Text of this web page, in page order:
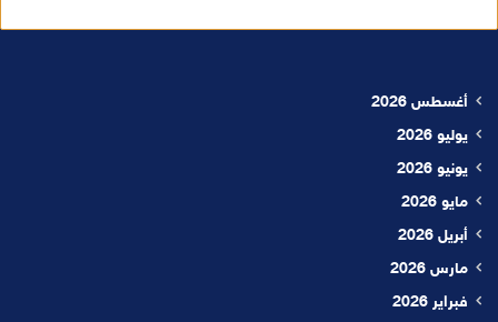
أغسطس 2026
يوليو 2026
يونيو 2026
مايو 2026
أبريل 2026
مارس 2026
فبراير 2026